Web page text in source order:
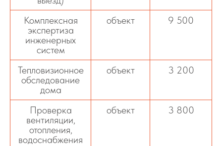
Комплексная
экспертиза
инженерных
систем
объект 9 500
Тепловизионное
обследование
дома
объект 3 200
Проверка
вентиляции,
отопления,
водоснабжения
объект 3 800